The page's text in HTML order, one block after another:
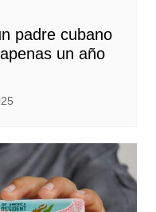
padre cubano
un año